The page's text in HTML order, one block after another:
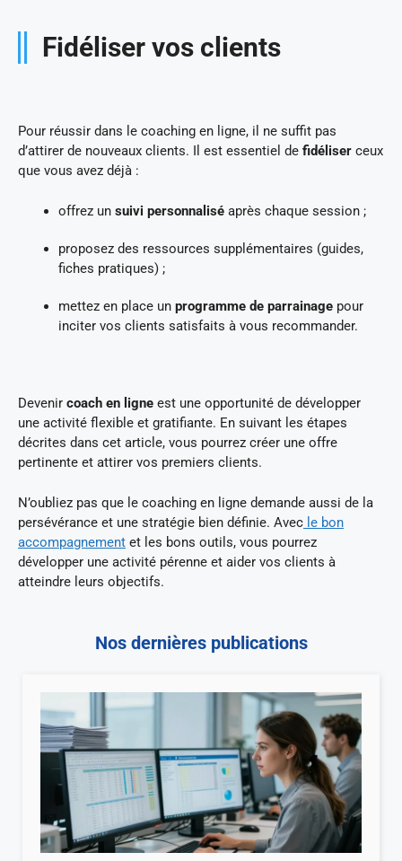
Fidéliser vos clients
Pour réussir dans le coaching en ligne, il ne suffit pas
d’attirer de nouveaux clients. Il est essentiel de fidéliser ceux
que vous avez déjà :
offrez un suivi personnalisé après chaque session ;
proposez des ressources supplémentaires (guides,
fiches pratiques) ;
mettez en place un programme de parrainage pour
inciter vos clients satisfaits à vous recommander.
Devenir coach en ligne est une opportunité de développer
une activité flexible et gratifiante. En suivant les étapes
décrites dans cet article, vous pourrez créer une offre
pertinente et attirer vos premiers clients.
N’oubliez pas que le coaching en ligne demande aussi de la
persévérance et une stratégie bien définie. Avec le bon
accompagnement et les bons outils, vous pourrez
développer une activité pérenne et aider vos clients à
atteindre leurs objectifs.
Nos dernières publications